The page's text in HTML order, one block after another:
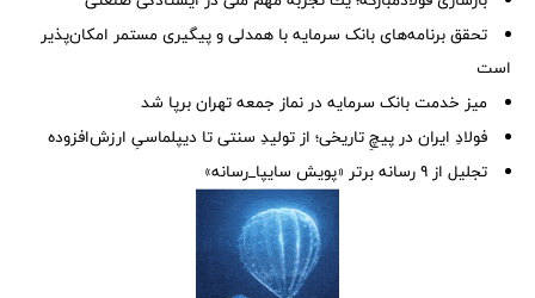
تحقق برنامه‌های بانک سرمایه با همدلی و پیگیری مستمر امکان‌پذیر
است
میز خدمت بانک سرمایه در نماز جمعه تهران برپا شد
فولادِ ایران در پیچِ تاریخی؛ از تولیدِ سنتی تا دیپلماسیِ ارزش‌افزوده
تجلیل از ۹ رسانه برتر «پویش سایپا_رسانه»